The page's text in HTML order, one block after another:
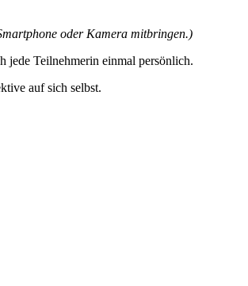
oder Kamera mitbringen.)
jede Teilnehmerin einmal persönlich.
auf sich selbst.